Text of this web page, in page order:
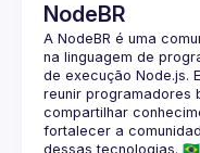
NodeBR
A NodeBR é uma
na linguagem de
de execução Node.js.
reunir programadores
compartilhar
fortalecer a